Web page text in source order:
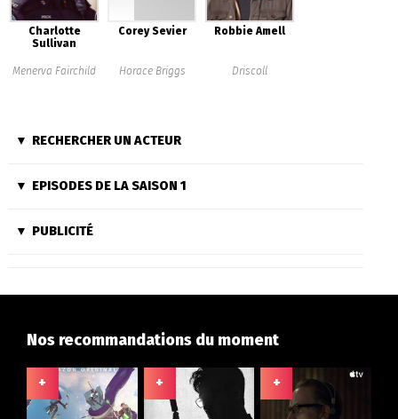
Charlotte
Sullivan
Menerva Fairchild
Corey Sevier
Horace Briggs
Robbie Amell
Driscoll
RECHERCHER UN ACTEUR
EPISODES DE LA SAISON 1
PUBLICITÉ
Nos recommandations du moment
+ + +